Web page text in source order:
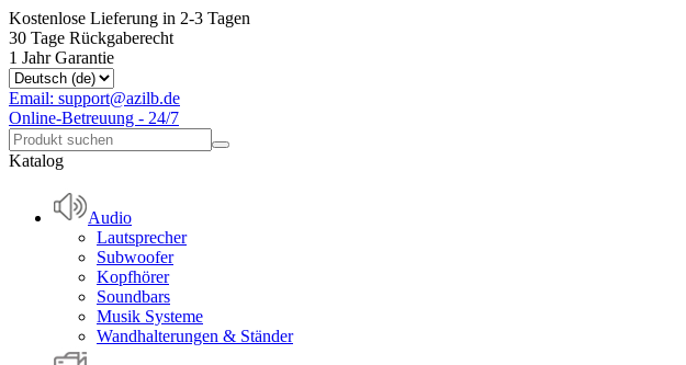
Kostenlose Lieferung in 2-3 Tagen
30 Tage Rückgaberecht
1 Jahr Garantie
Email: support@azilb.de
Online-Betreuung - 24/7
Katalog
Audio
Lautsprecher
Subwoofer
Kopfhörer
Soundbars
Musik Systeme
Wandhalterungen & Ständer